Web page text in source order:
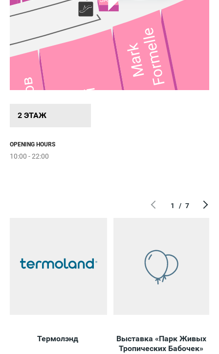
2 ЭТАЖ
OPENING HOURS
10:00 - 22:00
MarkFormelle
Дом
Драконов
Термолэнд
Выставка «Парк Живых
Тропических Бабочек»
1 / 7